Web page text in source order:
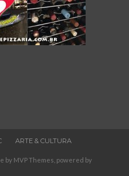
ARTE & CULTURA
by MVP Themes, powered by